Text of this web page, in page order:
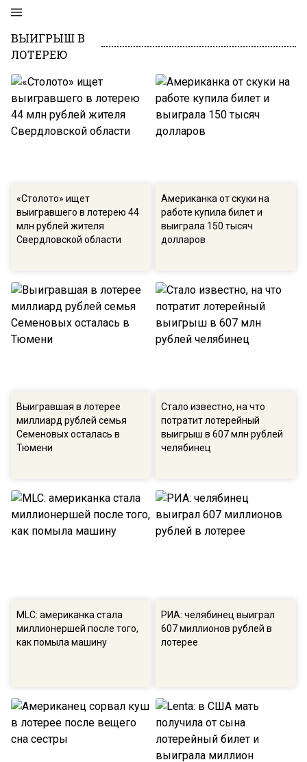
ВЫИГРЫШ В
ЛОТЕРЕЮ
«Столото» ищет
выигравшего в лотерею 44
млн рублей жителя
Свердловской области
Американка от скуки на
работе купила билет и
выиграла 150 тысяч
долларов
Выигравшая в лотерее
миллиард рублей семья
Семеновых осталась в
Тюмени
Стало известно, на что
потратит лотерейный
выигрыш в 607 млн рублей
челябинец
MLC: американка стала
миллионершей после того,
как помыла машину
РИА: челябинец выиграл
607 миллионов рублей в
лотерее